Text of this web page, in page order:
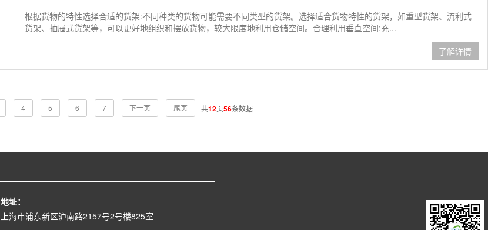
根据货物的特性选择合适的货架:不同种类的货物可能需要不同类型的货架。选择适合货物特性的货架，如重型货架、流利式
货架、抽屉式货架等，可以更好地组织和摆放货物，较大限度地利用仓储空间。合理利用垂直空间:充...
了解详情
4 5 6 7 下一页 尾页 共12页56条数据
地址：
上海市浦东新区沪南路2157号2号楼825室